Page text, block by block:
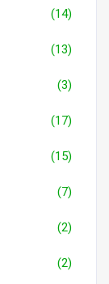
(14)
(13)
(3)
(17)
(15)
(7)
(2)
(2)